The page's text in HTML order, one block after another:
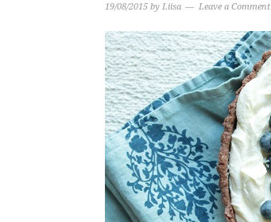
19/08/2015 by Liisa Leave a Comment